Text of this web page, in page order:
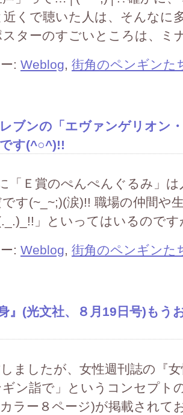
近くで聴いた人は、そんなに
スターのすごいところは、
: Weblog, 街角のペンギンた
ブンの「エヴァンゲリオン
す(^○^)!!
「Ｅ賞のぺんぺんぐるみ」
す(~_~;)(涙)!! 職場の仲間や
」といってはいるので
: Weblog, 街角のペンギンた
身』(光文社、８月19日号)も
ましたが、女性週刊誌の『
ン詣で」というコンセプト
ラー８ページ)が掲載されて